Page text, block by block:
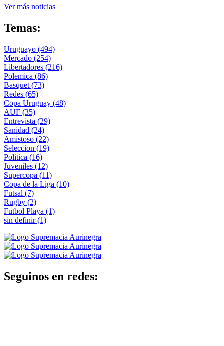
Ver más noticias
Temas:
Uruguayo (494)
Mercado (254)
Libertadores (216)
Polemica (86)
Basquet (73)
Redes (65)
Copa Uruguay (48)
AUF (35)
Entrevista (29)
Sanidad (24)
Amistoso (22)
Seleccion (19)
Politica (16)
Juveniles (12)
Supercopa (11)
Copa de la Liga (10)
Futsal (7)
Rugby (2)
Futbol Playa (1)
sin definir(1)
Seguinos en redes: